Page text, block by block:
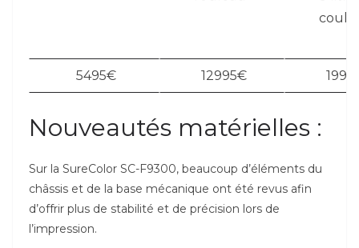
5495€ 12995€
Nouveautés matérielles :
Sur la SureColor SC-F9300, beaucoup d’éléments du
châssis et de la base mécanique ont été revus afin
d’offrir plus de stabilité et de précision lors de
l’impression.